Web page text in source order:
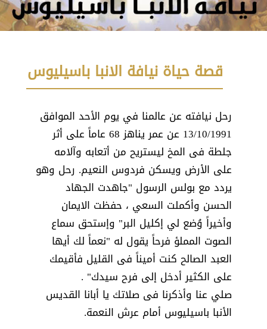
قصة حياة نيافة الانبا باسيليوس
رحل نيافته عن عالمنا في يوم الأحد الموافق
13/10/1991 عن عمر يناهز 68 عاماً على أثر
جلطة فى المخ ليستريح من أتعابه وآلامه
على الأرض ويسكن فردوس النعيم. رحل وهو
يردد مع بولس الرسول "جاهدت الجهاد
الحسن وأكملت السعي ، حفظت الايمان
وأخيراً وُضع لي إكليل البر" وإستحق سماع
الصوت المملؤ فرحاً يقول له "نعماً لك أيها
العبد الصالح كنت أميناً فى القليل فأقيمك
على الكثير أدخل إلى فرح سيدك" .
صلي عنا وأذكرنا فى صلاتك يا أبانا القديس
الأنبا باسيليوس أمام عرش النعمة.